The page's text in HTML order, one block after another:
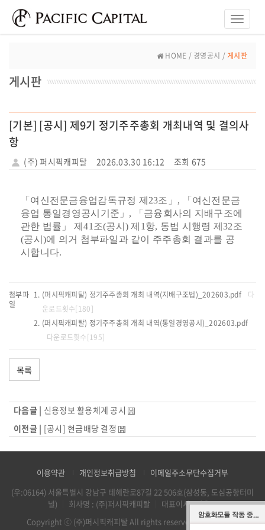
Toggle
HOME / 경영공시 /게시판
게시판
[기본] [공시] 제9기 정기주주총회 개최내역 및 결의사
항
(주) 퍼시픽캐피탈 2026.03.30 16:12 조회 675
「여신전문금융업감독규정 제23조」, 「여신전문금
융업 통일경영공시기준」, 「금융회사의 지배구조에
관한 법률」 제41조(공시) 제1항, 동법 시행령 제32조
(공시)에 의거 첨부파일과 같이 주주총회 결과를 공
시합니다.
첨부파
일
(퍼시픽캐피탈) 정기주주총회 개최 내역(지배구조법)_202603.pdf
다
운로드횟수[180]
(퍼시픽캐피탈) 정기주주총회 개최 내역(통일경영공시)_202603.pdf
다운로드횟수[195]
목록
다음글 | 신용정보 활용체계 공시
이전글 | [공시] 현금배당 결정
이용약관 개인정보취급방침
이메일주소무단수집거부
(우:06164) 서울특별시 강남구 테헤란로87길 22 506호(삼성동, 도심공항터미
널)
회사명 : (주)퍼시픽캐피탈
대표이사 : 박응조
Copyright ⓒ (주)퍼시픽캐피탈 All rights reserved.Designed &